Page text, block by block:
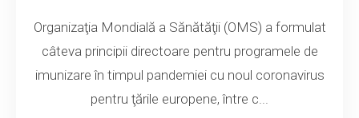
Organizaţia Mondială a Sănătăţii (OMS) a formulat
câteva principii directoare pentru programele de
imunizare în timpul pandemiei cu noul coronavirus
pentru ţările europene, între c...